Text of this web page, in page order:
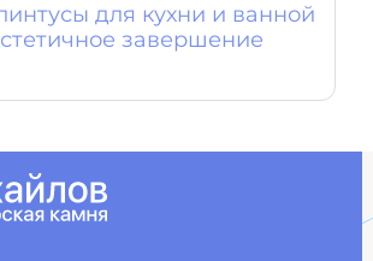
для кухни и ванной
завершение